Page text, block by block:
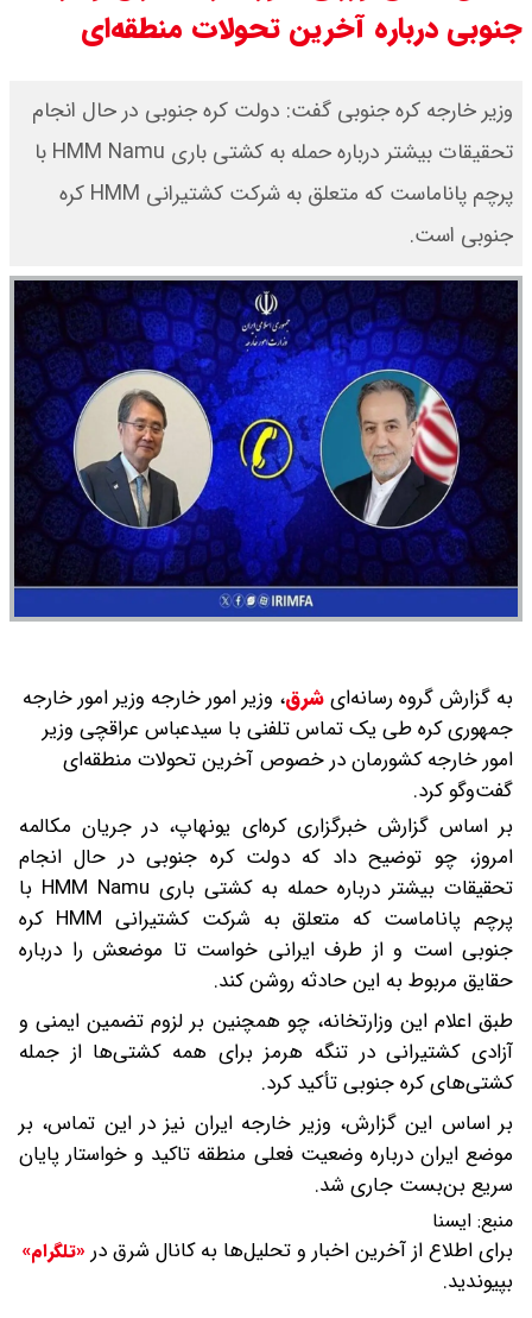
قیمت محصولات ایران خودرو امروز
+ جدول
ثبت نام سایپا از امروز ۱۷ مرداد ۱۴۰۵
پرداخت ۵۰۰ میلیون تومان + لینک
شاخص بورس امروز شنبه ۱۷ مرداد
۱۴۰۵ / شاخص افزایشی شد + تحلیل
جنوبی درباره آخرین تحولات منطقه‌ای
وزیر خارجه کره جنوبی گفت: دولت کره جنوبی در حال انجام
تحقیقات بیشتر درباره حمله به کشتی باری HMM Namu با
پرچم پاناماست که متعلق به شرکت کشتیرانی HMM کره
جنوبی است.
به گزارش گروه رسانه‌ایشرق، وزیر امور خارجه وزیر امور خارجه
جمهوری کره طی یک تماس تلفنی با سیدعباس عراقچی وزیر
امور خارجه کشورمان در خصوص آخرین تحولات منطقه‌ای
گفت‌وگو کرد.
بر اساس گزارش خبرگزاری کره‌ای یونهاپ، در جریان مکالمه
امروز، چو توضیح داد که دولت کره جنوبی در حال انجام
تحقیقات بیشتر درباره حمله به کشتی باری HMM Namu با
پرچم پاناماست که متعلق به شرکت کشتیرانی HMM کره
جنوبی است و از طرف ایرانی خواست تا موضعش را درباره
حقایق مربوط به این حادثه روشن کند.
طبق اعلام این وزارتخانه، چو همچنین بر لزوم تضمین ایمنی و
آزادی کشتیرانی در تنگه هرمز برای همه کشتی‌ها از جمله
کشتی‌های کره جنوبی تأکید کرد.
بر اساس این گزارش،‌ وزیر خارجه ایران نیز در این تماس، بر
موضع ایران درباره وضعیت فعلی منطقه تاکید و خواستار پایان
سریع بن‌بست جاری شد.
منبع: ایسنا
برای اطلاع از آخرین اخبار و تحلیل‌ها به کانال شرق در «تلگرام»
بپیوندید.